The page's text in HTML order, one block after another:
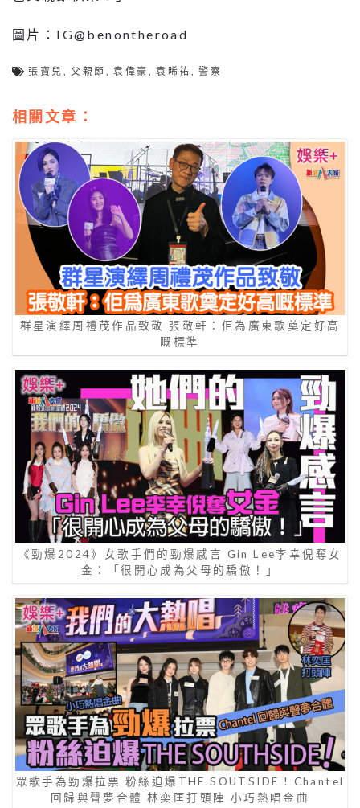
圖片：IG@benontheroad
張寶兒 父親節 ,袁偉豪 ,袁晞祐 ,警察
相關文章：
群星演繹周禮茂作品致敬 張敬軒：佢為廣東歌奠定好高
嘅標準
《勁爆2024》女歌手們的勁爆感言 Gin Lee李幸倪奪女
金：「很開心成為父母的驕傲！」
眾歌手為勁爆拉票 粉絲迫爆THE SOUTSIDE ! Chantel
回歸與聲夢合體 林奕匡打頭陣 小巧熱唱金曲